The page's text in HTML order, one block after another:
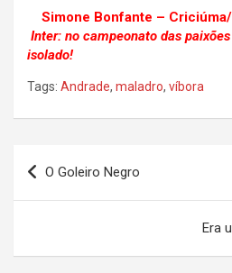
Simone Bonfante –
Inter: no campeonato das
isolado!
Tags: Andrade, maladro, víbora
Navegação
de
O Goleiro Negro
Era